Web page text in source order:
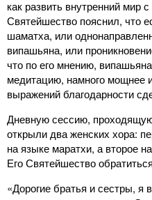
как развить внутренний мир
Святейшество пояснил, что
шаматха, или
випашьяна, или
что по его мнению,
медитацию, намного мощнее
выражений благодарности
Дневную сессию,
открыли два женских хора:
на языке маратхи, а второе
Его Святейшество
«Дорогие братья и сестры, я